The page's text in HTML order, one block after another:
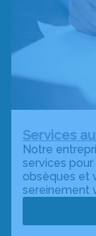
Services
Notre
services
obsèques et
sereinement